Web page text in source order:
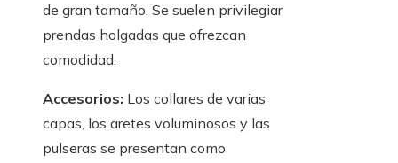
de gran tamaño. Se suelen privilegiar
prendas holgadas que ofrezcan
comodidad.
Accesorios: Los collares de varias
capas, los aretes voluminosos y las
pulseras se presentan como